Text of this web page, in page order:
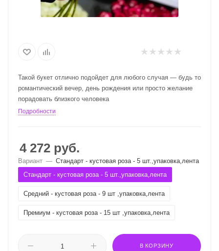
Такой букет отлично подойдет для любого случая — будь то
романтический вечер, день рождения или просто желание
порадовать близкого человека
Подробности
4 272 руб.
Вариант — Стандарт - кустовая роза - 5 шт.,упаковка,лента
Стандарт - кустовая роза - 5 шт.,упаковка,лента
Средний - кустовая роза - 9 шт ,упаковка,лента
Премиум - кустовая роза - 15 шт ,упаковка,лента
В КОРЗИНУ